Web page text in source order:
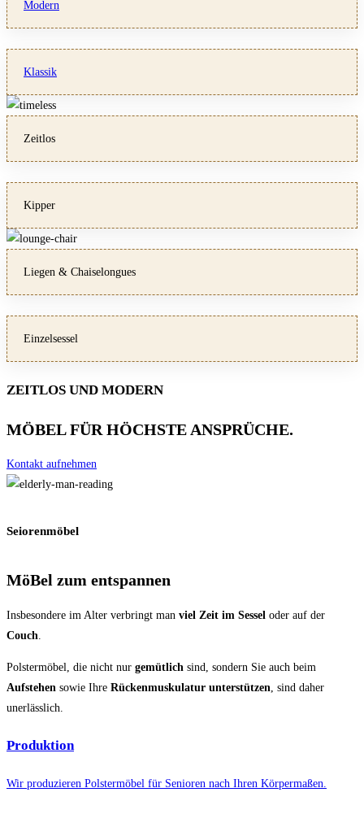
Modern
Klassik
Zeitlos
Kipper
Liegen & Chaiselongues
Einzelsessel
ZEITLOS UND MODERN
MÖBEL FÜR HÖCHSTE ANSPRÜCHE.
Kontakt aufnehmen
Seiorenmöbel
MöBel zum entspannen
Insbesondere im Alter verbringt man viel Zeit im Sessel oder auf der
Couch
Polstermöbel, die nicht nur gemütlich sind, sondern Sie auch beim
Aufstehen sowie Ihre Rückenmuskulatur unterstützen , sind daher
unerlässlich.
Produktion
Wir produzieren Polstermöbel für Senioren nach Ihren Körpermaßen.